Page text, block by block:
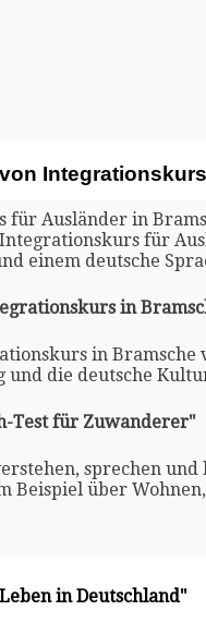
für Ausländer in
für
einem deutsche
in
in Bramsche
und die deutsche
Test für Zuwanderer"
sprechen
Beispiel über
in Deutschland"